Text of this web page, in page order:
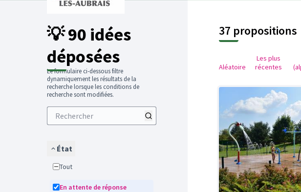
💡 90 idées
déposées
Le formulaire ci-dessous filtre
dynamiquement les résultats de la
recherche lorsque les conditions de
recherche sont modifiées.
État
Tout
En attente de réponse
37 propositions
Aléatoire
Les plus
récentes